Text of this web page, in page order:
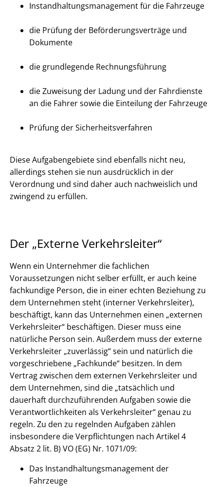
Instandhaltungsmanagement für die Fahrzeuge
die Prüfung der Beförderungsverträge und
Dokumente
die grundlegende Rechnungsführung
die Zuweisung der Ladung und der Fahrdienste
an die Fahrer sowie die Einteilung der Fahrzeuge
Prüfung der Sicherheitsverfahren
Diese Aufgabengebiete sind ebenfalls nicht neu,
allerdings stehen sie nun ausdrücklich in der
Verordnung und sind daher auch nachweislich und
zwingend zu erfüllen.
Der „Externe Verkehrsleiter“
Wenn ein Unternehmer die fachlichen
Voraussetzungen nicht selber erfüllt, er auch keine
fachkundige Person, die in einer echten Beziehung zu
dem Unternehmen steht (interner Verkehrsleiter),
beschäftigt, kann das Unternehmen einen „externen
Verkehrsleiter“ beschäftigen. Dieser muss eine
natürliche Person sein. Außerdem muss der externe
Verkehrsleiter „zuverlässig“ sein und natürlich die
vorgeschriebene „Fachkunde“ besitzen. In dem
Vertrag zwischen dem externen Verkehrsleiter und
dem Unternehmen, sind die „tatsächlich und
dauerhaft durchzuführenden Aufgaben sowie die
Verantwortlichkeiten als Verkehrsleiter“ genau zu
regeln. Zu den zu regelnden Aufgaben zählen
insbesondere die Verpflichtungen nach Artikel 4
Absatz 2 lit. B) VO (EG) Nr. 1071/09:
Das Instandhaltungsmanagement der
Fahrzeuge